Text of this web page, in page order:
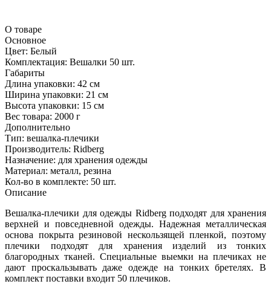
О товаре
Основное
Цвет: Белый
Комплектация: Вешалки 50 шт.
Габариты
Длина упаковки: 42 см
Ширина упаковки: 21 см
Высота упаковки: 15 см
Вес товара: 2000 г
Дополнительно
Тип: вешалка-плечики
Производитель: Ridberg
Назначение: для хранения одежды
Материал: металл, резина
Кол-во в комплекте: 50 шт.
Описание
Вешалка-плечики для одежды Ridberg подходят для хранения
верхней и повседневной одежды. Надежная металлическая
основа покрыта резиновой нескользящей пленкой, поэтому
плечики подходят для хранения изделий из тонких
благородных тканей. Специальные выемки на плечиках не
дают проскальзывать даже одежде на тонких бретелях. В
комплект поставки входит 50 плечиков.